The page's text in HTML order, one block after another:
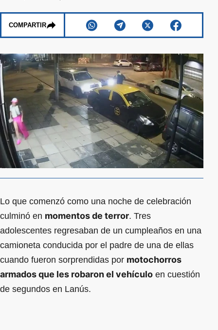
COMPARTIR
Lo que comenzó como una noche de celebración
culminó en momentos de terror. Tres
adolescentes regresaban de un cumpleaños en una
camioneta conducida por el padre de una de ellas
cuando fueron sorprendidas por motochorros
armados que les robaron el vehículo en cuestión
de segundos en Lanús.